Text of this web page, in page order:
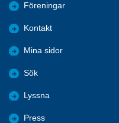
Föreningar
Kontakt
Mina sidor
Sök
Lyssna
Press